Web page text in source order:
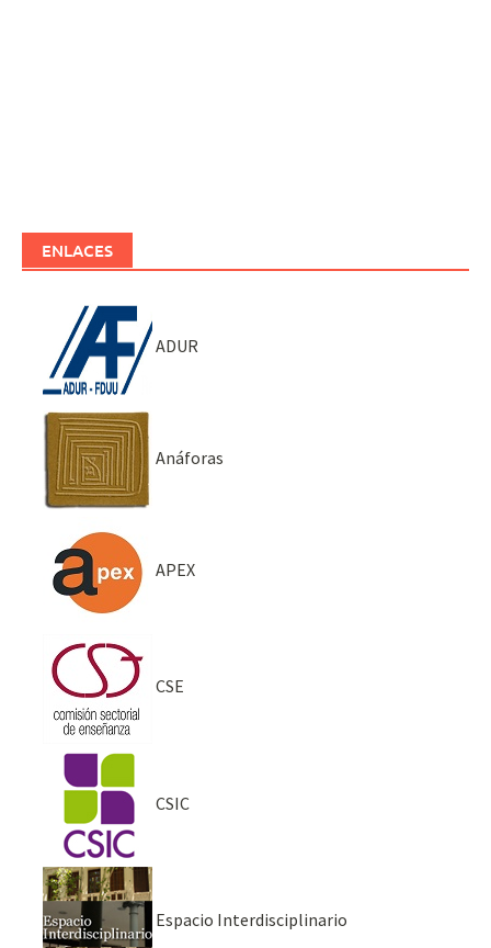
ENLACES
ADUR
Anáforas
APEX
CSE
CSIC
Espacio Interdisciplinario